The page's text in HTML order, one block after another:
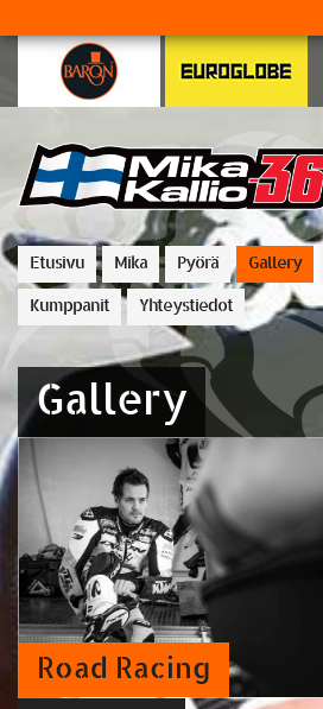
Etusivu Mika Pyörä Gallery
Kumppanit Yhteystiedot
Gallery
Road Racing